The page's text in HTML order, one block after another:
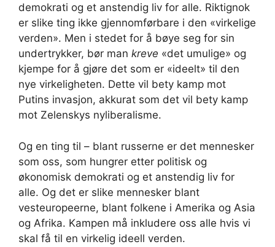
demokrati og et anstendig liv for alle. Riktignok
er slike ting ikke gjennomførbare i den «virkelige
verden». Men i stedet for å bøye seg for sin
undertrykker, bør man kreve «det umulige» og
kjempe for å gjøre det som er «ideelt» til den
nye virkeligheten. Dette vil bety kamp mot
Putins invasjon, akkurat som det vil bety kamp
mot Zelenskys nyliberalisme.
Og en ting til – blant russerne er det mennesker
som oss, som hungrer etter politisk og
økonomisk demokrati og et anstendig liv for
alle. Og det er slike mennesker blant
vesteuropeerne, blant folkene i Amerika og Asia
og Afrika. Kampen må inkludere oss alle hvis vi
skal få til en virkelig ideell verden.